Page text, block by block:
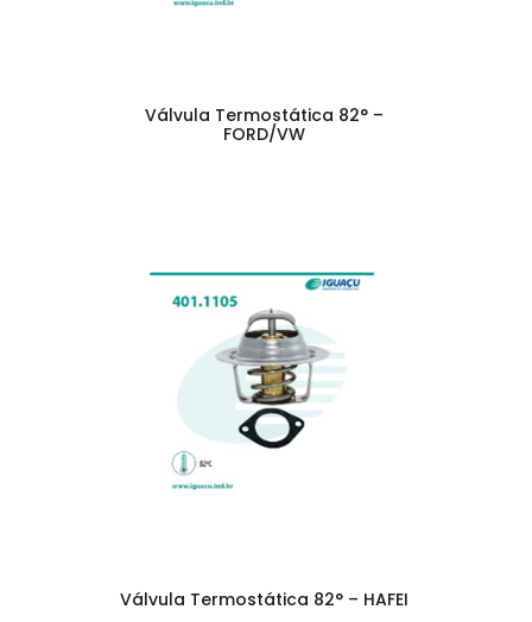
Válvula Termostática 82° –
FORD/VW
Válvula Termostática 82° – HAFEI